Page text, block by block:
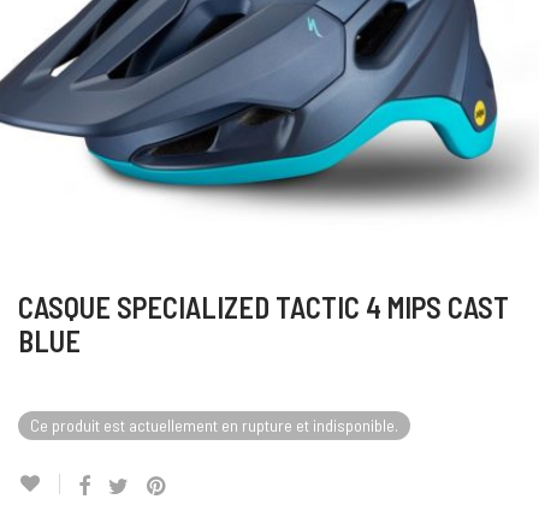
CASQUE SPECIALIZED TACTIC 4 MIPS CAST
BLUE
Ce produit est actuellement en rupture et indisponible.